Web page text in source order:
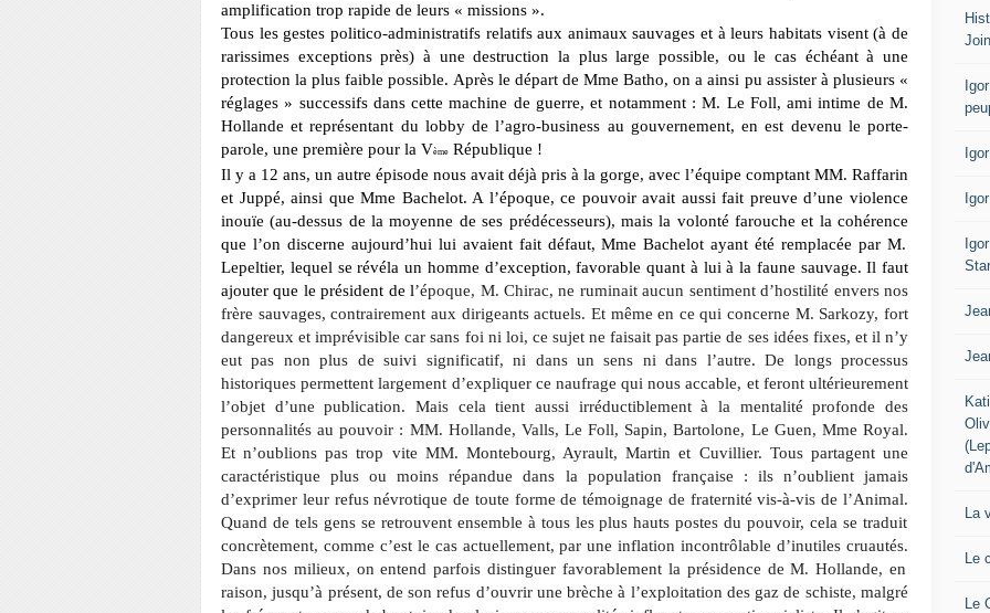
amplification trop rapide de leurs « missions ».
Tous les gestes politico-administratifs relatifs aux animaux sauvages et à leurs habitats visent (à de
rarissimes exceptions près) à une destruction la plus large possible, ou le cas échéant à une
protection la plus faible possible. Après le départ de Mme Batho, on a ainsi pu assister à plusieurs«
réglages » successifs dans cette machine de guerre, et notamment : M. Le Foll, ami intime de M.
Hollande et représentant du lobby de l’agro-business au gouvernement, en est devenu le porte-
parole, une première pour la Vème République !
Il y a 12 ans, un autre épisode nous avait déjà pris à la gorge, avec l’équipe comptant MM. Raffarin
et Juppé, ainsi que Mme Bachelot. A l’époque, ce pouvoir avait aussi fait preuve d’une violence
inouïe (au-dessus de la moyenne de ses prédécesseurs), mais la volonté farouche et la cohérence
que l’on discerne aujourd’hui lui avaient fait défaut, Mme Bachelot ayant été remplacée par M.
Lepeltier, lequel se révéla un homme d’exception, favorable quant à lui à la faune sauvage. Il faut
ajouter que le président de l’époque, M. Chirac, ne ruminait aucun sentiment d’hostilité envers nos
frère sauvages, contrairement aux dirigeants actuels. Et même en ce qui concerne M. Sarkozy, fort
dangereux et imprévisible car sans foi ni loi, ce sujet ne faisait pas partie de ses idées fixes, et il n’y
eut pas non plus de suivi significatif, ni dans un sens ni dans l’autre. De longs processus
historiques permettent largement d’expliquer ce naufrage qui nous accable, et feront ultérieurement
l’objet d’une publication. Mais cela tient aussi irréductiblement à la mentalité profonde des
personnalités au pouvoir : MM. Hollande, Valls, Le Foll, Sapin, Bartolone, Le Guen, Mme Royal.
Et n’oublions pas trop vite MM. Montebourg, Ayrault, Martin et Cuvillier. Tous partagent une
caractéristique plus ou moins répandue dans la population française : ils n’oublient jamais
d’exprimer leur refusnévrotique de toute forme de témoignage de fraternité vis-à-vis de l’Animal.
Quand de tels gens se retrouvent ensemble à tous les plus hauts postes du pouvoir, cela se traduit
concrètement, comme c’est le cas actuellement, par une inflation incontrôlable d’inutiles cruautés.
Dans nos milieux, on entend parfois distinguer favorablement la présidence de M. Hollande, en
raison, jusqu’à présent, de son refus d’ouvrir une brèche à l’exploitation des gaz de schiste, malgré
La
Le
Le